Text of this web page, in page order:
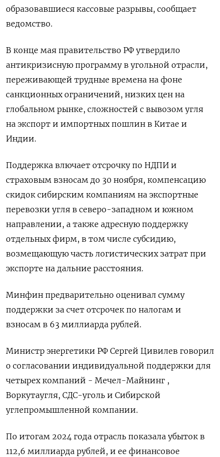
образовавшиеся кассовые разрывы, сообщает
ведомство.
В конце мая правительство РФ утвердило
антикризисную программу в угольной отрасли,
переживающей трудные времена на фоне
санкционных ограничений, низких цен на
глобальном рынке, сложностей с вывозом угля
на экспорт и импортных пошлин в Китае и
Индии.
Поддержка влючает отсрочку по НДПИ и
страховым взносам до 30 ноября, компенсацию
скидок сибирским компаниям на экспортные
перевозки угля в северо-западном и южном
направлении, а также адресную поддержку
отдельных фирм, в том числе субсидию,
возмещающую часть логистических затрат при
экспорте на дальние расстояния.
Минфин предварительно оценивал сумму
поддержки за счет отсрочек по налогам и
взносам в 63 миллиарда рублей.
Министр энергетики РФ Сергей Цивилев говорил
о согласовании индивидуальной поддержки для
четырех компаний - Мечел-Майнинг ,
Воркутаугля, СДС-уголь и Сибирской
углепромышленной компании.
По итогам 2024 года отрасль показала убыток в
112,6 миллиарда рублей, и ее финансовое